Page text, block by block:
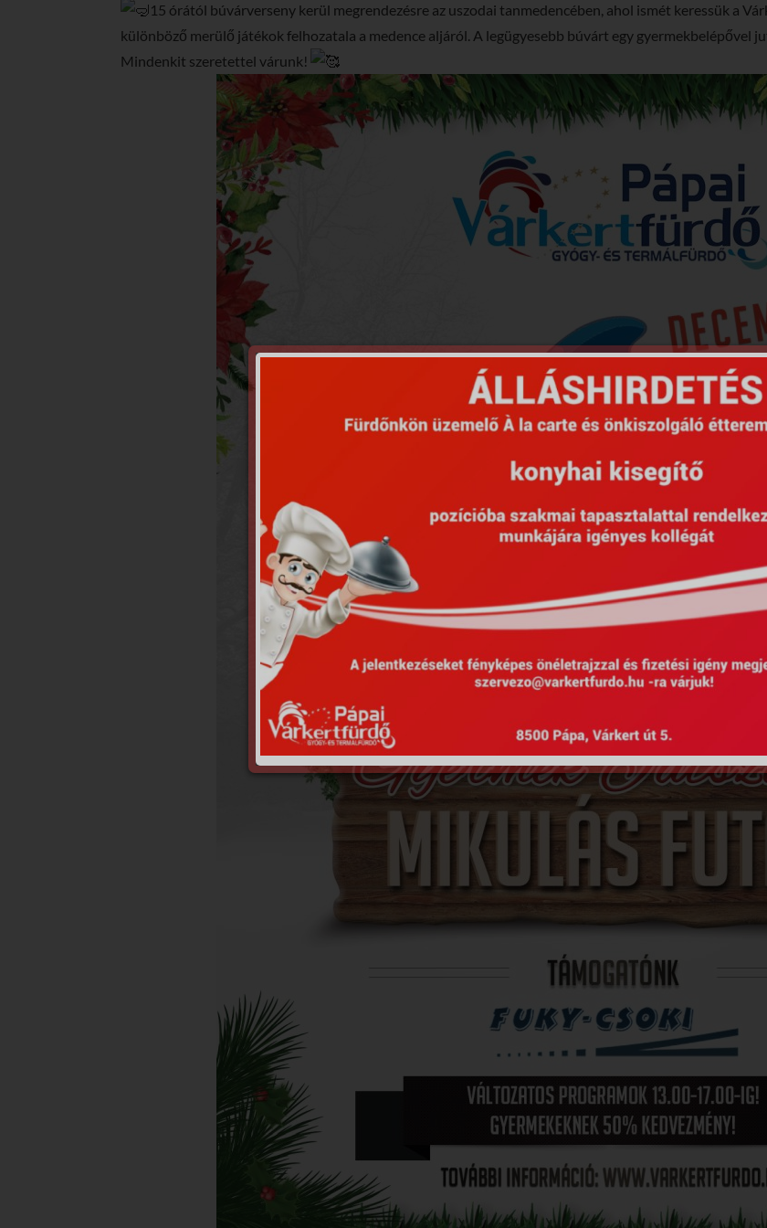
15 órától búvárverseny kerül megrendezésre az uszodai tanmedencében, ahol ismét keressük a
különböző merülő játékok felhozatala a medence aljáról. A legügyesebb búvárt egy gyermekbelépővel
Mindenkit szeretettel várunk!